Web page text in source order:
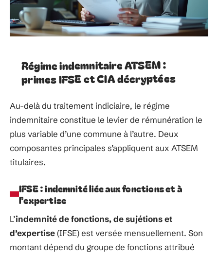
Régime indemnitaire ATSEM :
primes IFSE et CIA décryptées
Au-delà du traitement indiciaire, le régime
indemnitaire constitue le levier de rémunération le
plus variable d’une commune à l’autre. Deux
composantes principales s’appliquent aux ATSEM
titulaires.
IFSE : indemnité liée aux fonctions et à
l’expertise
L’indemnité de fonctions, de sujétions et
d’expertise(IFSE) est versée mensuellement. Son
montant dépend du groupe de fonctions attribué